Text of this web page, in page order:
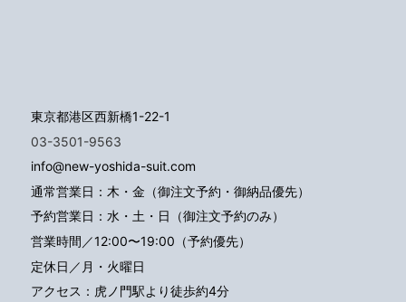
東京都港区西新橋1-22-1
03-3501-9563
info@new-yoshida-suit.com
通常営業日：木・金（御注文予約・御納品優先）
予約営業日：水・土・日（御注文予約のみ）
営業時間／12:00〜19:00（予約優先）
定休日／月・火曜日
アクセス： 虎ノ門駅より徒歩約4分